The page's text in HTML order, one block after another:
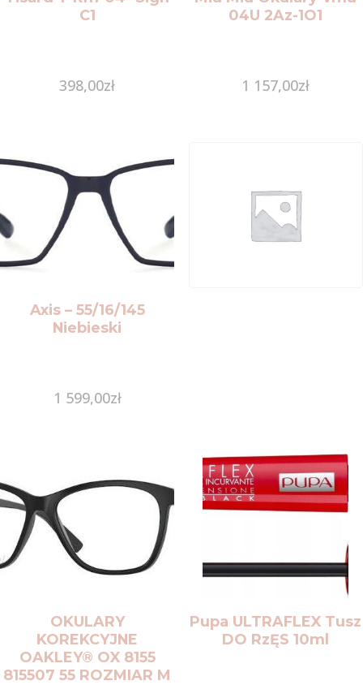
C1
398,00zł
04U 2Az-1O1
1 157,00zł
Axis – 55/16/145
Niebieski
1 599,00zł
OKULARY
KOREKCYJNE
OAKLEY® OX 8155
815507 55 ROZMIAR M
Pupa ULTRAFLEX Tusz
DO RzĘS 10ml